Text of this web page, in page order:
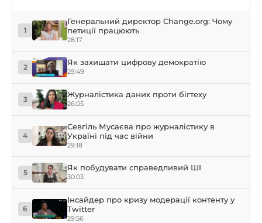
1
Генеральний директор Change.org: Чому
петиції працюють
28:17
2 Як захищати цифрову демократію
29:49
3 Журналістика даних проти бігтеху
26:05
4
Севгіль Мусаєва про журналістику в
Україні під час війни
29:18
5 Як побудувати справедливий ШI
30:03
6
Інсайдер про кризу модерації контенту у
Twitter
29:56